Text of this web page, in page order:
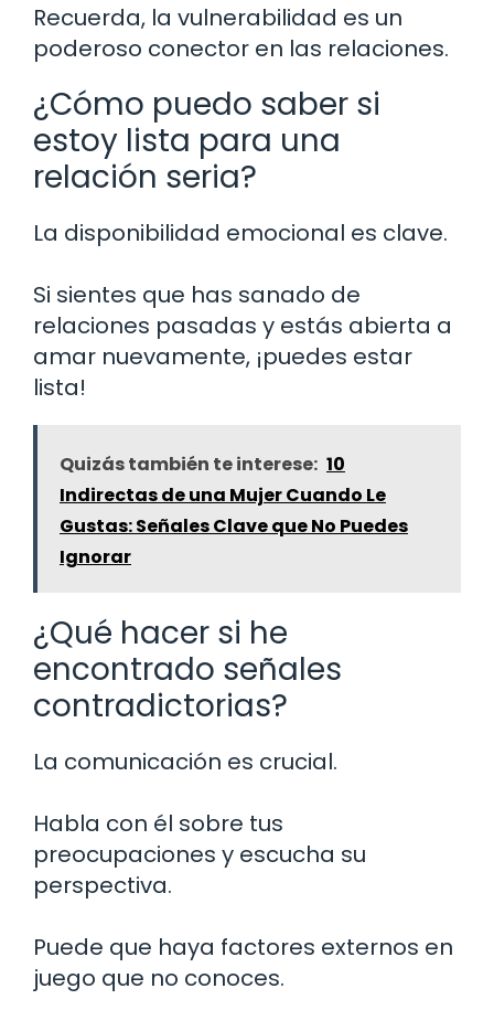
Recuerda, la vulnerabilidad es un
poderoso conector en las relaciones.
¿Cómo puedo saber si
estoy lista para una
relación seria?
La disponibilidad emocional es clave.
Si sientes que has sanado de
relaciones pasadas y estás abierta a
amar nuevamente, ¡puedes estar
lista!
Quizás también te interese: 10
Indirectas de una Mujer Cuando Le
Gustas: Señales Clave que No Puedes
Ignorar
¿Qué hacer si he
encontrado señales
contradictorias?
La comunicación es crucial.
Habla con él sobre tus
preocupaciones y escucha su
perspectiva.
Puede que haya factores externos en
juego que no conoces.